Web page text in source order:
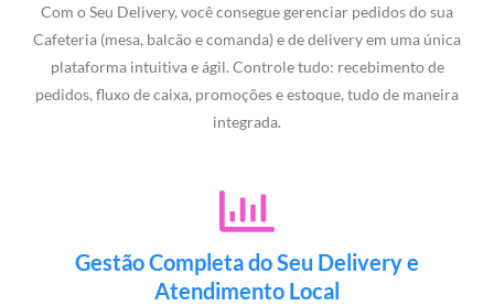
Com o Seu Delivery, você consegue gerenciar pedidos do sua
Cafeteria (mesa, balcão e comanda) e de delivery em uma única
plataforma intuitiva e ágil. Controle tudo: recebimento de
pedidos, fluxo de caixa, promoções e estoque, tudo de maneira
integrada.
Gestão Completa do Seu Delivery e
Atendimento Local